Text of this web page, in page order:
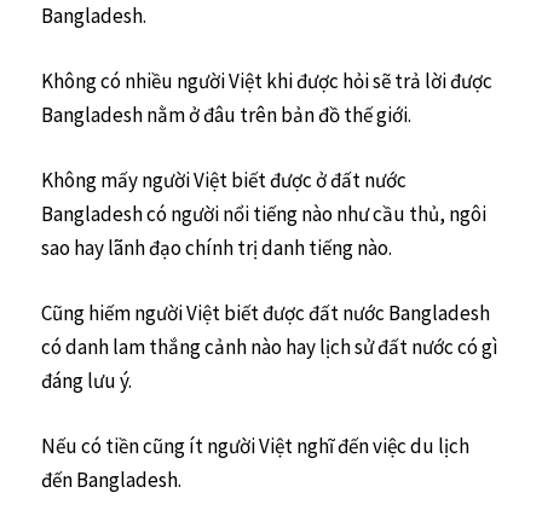
Bangladesh.
Không có nhiều người Việt khi được hỏi sẽ trả lời được
Bangladesh nằm ở đâu trên bản đồ thế giới.
Không mấy người Việt biết được ở đất nước
Bangladesh có người nổi tiếng nào như cầu thủ, ngôi
sao hay lãnh đạo chính trị danh tiếng nào.
Cũng hiếm người Việt biết được đất nước Bangladesh
có danh lam thắng cảnh nào hay lịch sử đất nước có gì
đáng lưu ý.
Nếu có tiền cũng ít người Việt nghĩ đến việc du lịch
đến Bangladesh.